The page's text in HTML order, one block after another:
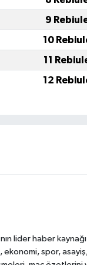
9
10
11
12
lider haber
ekonomi, spor,